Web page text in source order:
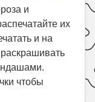
и
их
и на
чтобы